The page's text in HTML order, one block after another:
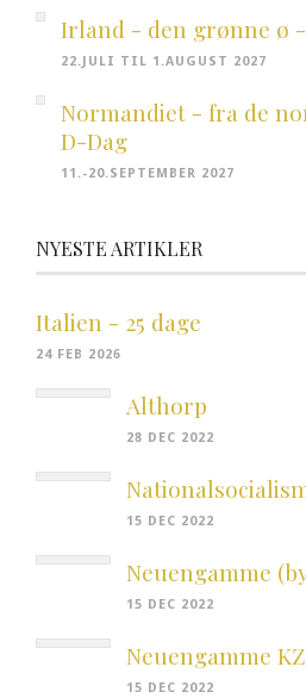
Irland - den grønne ø -
22.JULI TIL 1.AUGUST 2027
Normandiet - fra de
D-Dag
11.-20.SEPTEMBER 2027
NYESTE ARTIKLER
Italien - 25 dage
24 FEB 2026
Althorp
28 DEC 2022
15 DEC 2022
Neuengamme
15 DEC 2022
Neuengamme KZ
15 DEC 2022